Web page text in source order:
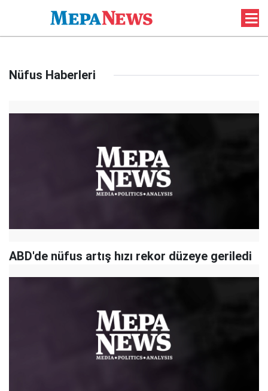
Nüfus Haberleri
ABD'de nüfus artış hızı rekor düzeye geriledi